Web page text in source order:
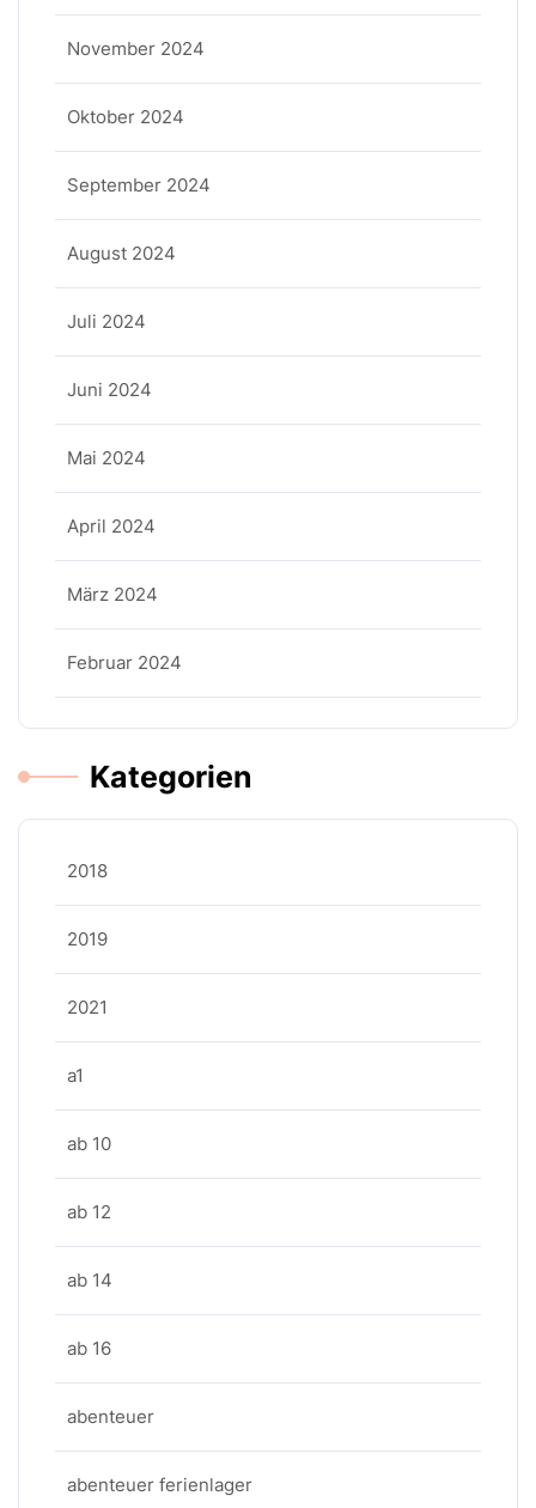
November 2024
Oktober 2024
September 2024
August 2024
Juli 2024
Juni 2024
Mai 2024
April 2024
März 2024
Februar 2024
Kategorien
2018
2019
2021
a1
ab 10
ab 12
ab 14
ab 16
abenteuer
abenteuer ferienlager